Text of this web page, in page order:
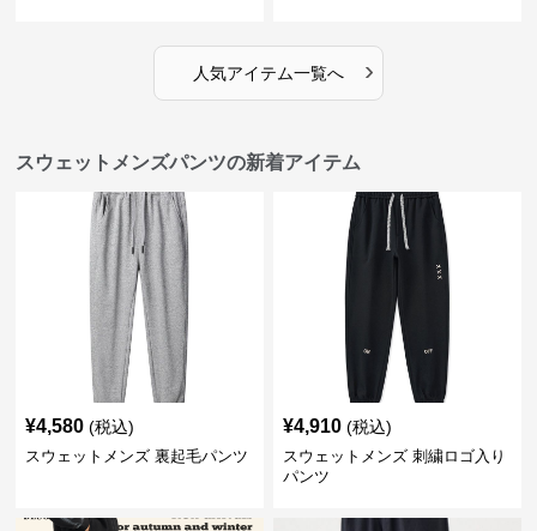
人気アイテム一覧へ ›
スウェットメンズパンツの新着アイテム
¥4,580 (税込)
スウェットメンズ 裏起毛パンツ
¥4,910 (税込)
スウェットメンズ 刺繍ロゴ入り
パンツ